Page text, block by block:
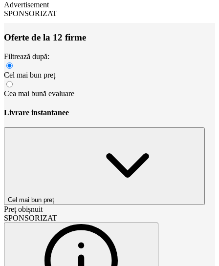
Advertisement
SPONSORIZAT
Oferte de la 12 firme
Filtrează după:
Cel mai bun preț
Cea mai bună evaluare
Livrare instantanee
Cel mai bun preț
Preț obișnuit
SPONSORIZAT